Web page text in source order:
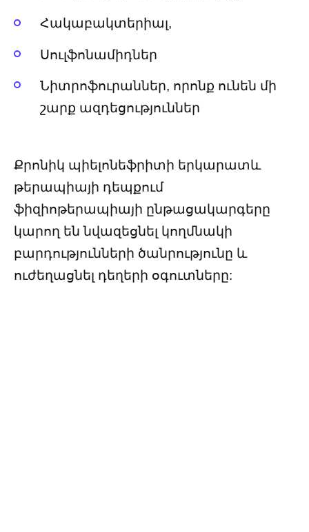
Հակաբակտերիալ,
Սուլֆոնամիդներ
Նիտրոֆուրաններ, որոնք ունեն մի
շարք ազդեցություններ
Քրոնիկ պիելոնեֆրիտի երկարատև
թերապիայի դեպքում
ֆիզիոթերապիայի ընթացակարգերը
կարող են նվազեցնել կողմնակի
բարդությունների ծանրությունը և
ուժեղացնել դեղերի օգուտները: